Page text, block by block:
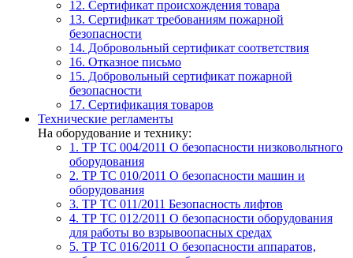
12. Сертификат происхождения товара
13. Сертификат требованиям пожарной
безопасности
14. Добровольный сертификат соответствия
16. Отказное письмо
15. Добровольный сертификат пожарной
безопасности
17. Сертификация товаров
Технические регламенты
На оборудование и технику:
1. ТР ТС 004/2011 О безопасности низковольтного
оборудования
2. ТР ТС 010/2011 О безопасности машин и
оборудования
3. ТР ТС 011/2011 Безопасность лифтов
4. ТР ТС 012/2011 О безопасности оборудования
для работы во взрывоопасных средах
5. ТР ТС 016/2011 О безопасности аппаратов,